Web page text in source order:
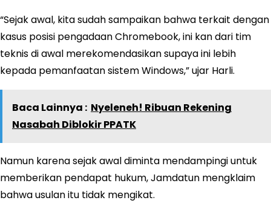
“Sejak awal, kita sudah sampaikan bahwa terkait dengan
kasus posisi pengadaan Chromebook, ini kan dari tim
teknis di awal merekomendasikan supaya ini lebih
kepada pemanfaatan sistem Windows,” ujar Harli.
Baca Lainnya : Nyeleneh! Ribuan Rekening
Nasabah Diblokir PPATK
Namun karena sejak awal diminta mendampingi untuk
memberikan pendapat hukum, Jamdatun mengklaim
bahwa usulan itu tidak mengikat.